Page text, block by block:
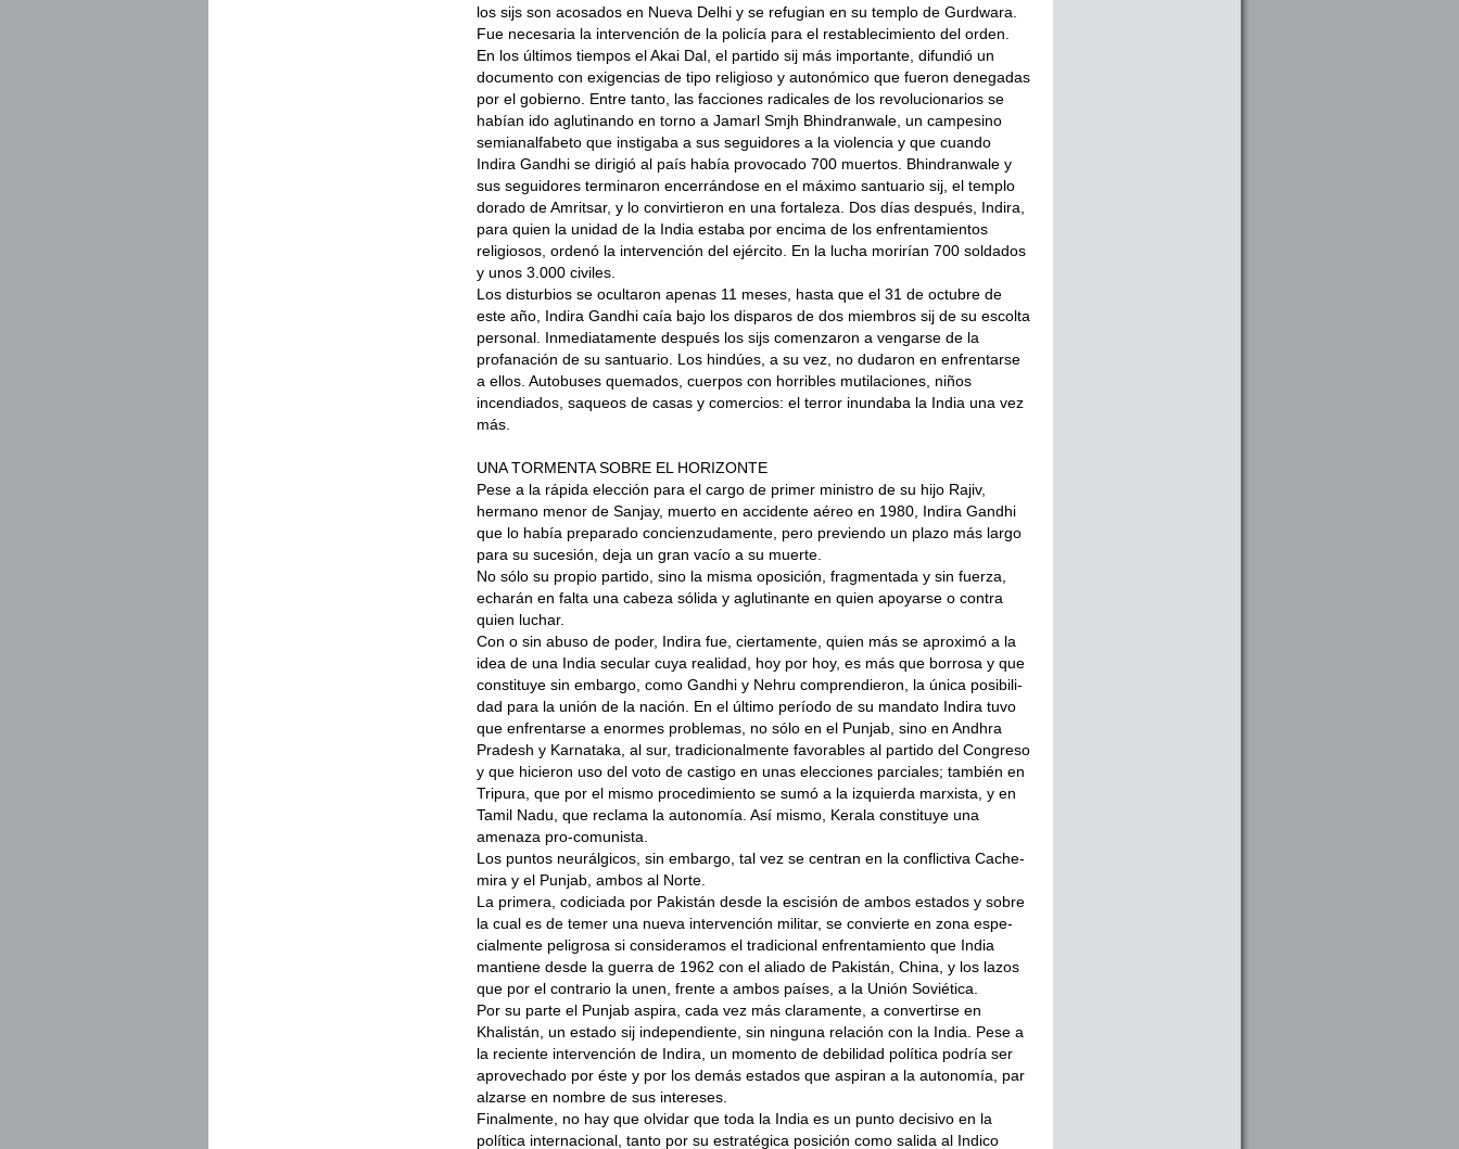
los sijs son acosados en Nueva Delhi y se refugian en su templo de Gurdwara.
Fue necesaria la intervención de la policía para el resta­blecimiento del orden.
En los últimos tiempos el Akai Dal, el partido sij más importante, difundió un
documento con exigencias de tipo religioso y autonómico que fueron denegadas
por el gobierno. En­tre tanto, las facciones radicales de los re­volucionarios se
habían ido aglutinando en torno a Jamarl Smjh Bhindranwale, un campesino
semianalfabeto que instigaba a sus seguidores a la violencia y que cuando
Indira Gandhi se dirigió al país había provocado 700 muertos. Bhindranwale y
sus seguidores terminaron encerrándose en el máximo santuario sij, el templo
do­rado de Amritsar, y lo convirtieron en una fortaleza. Dos días después, Indira,
para quien la unidad de la India estaba por en­cima de los enfrentamientos
religiosos, or­denó la intervención del ejército. En la lucha morirían 700 soldados
y unos 3.000 civiles.
Los disturbios se ocultaron apenas 11 meses, hasta que el 31 de octubre de
este año, Indira Gandhi caía bajo los disparos de dos miembros sij de su escolta
personal. Inmediatamente después los sijs comenza­ron a vengarse de la
profanación de su santuario. Los hindúes, a su vez, no duda­ron en enfrentarse
a ellos. Autobuses quemados, cuerpos con horribles mutilacio­nes, niños
incendiados, saqueos de casas y comercios: el terror inundaba la India una vez
más.
UNA TORMENTA SOBRE EL HORIZONTE
Pese a la rápida elección para el cargo de primer ministro de su hijo Rajiv,
hermano menor de Sanjay, muerto en acci­dente aéreo en 1980, Indira Gandhi
que lo había preparado concienzudamente, pero previendo un plazo más largo
para su sucesión, deja un gran vacío a su muerte.
No sólo su propio partido, sino la mis­ma oposición, fragmentada y sin fuerza,
echarán en falta una cabeza sólida y aglutinante en quien apoyarse o contra
quien luchar.
Con o sin abuso de poder, Indira fue, ciertamente, quien más se aproximó a la
idea de una India secular cuya realidad, hoy por hoy, es más que borrosa y que
constituye sin embargo, como Gandhi y Nehru comprendieron, la única posibili­
dad para la unión de la nación. En el último período de su mandato Indira tu­vo
que enfrentarse a enormes problemas, no sólo en el Punjab, sino en Andhra
Pradesh y Karnataka, al sur, tradicional­mente favorables al partido del Congreso
y que hicieron uso del voto de castigo en unas elecciones parciales; también en
Tri­pura, que por el mismo procedimiento se sumó a la izquierda marxista, y en
Tamil Nadu, que reclama la autonomía. Así mismo, Kerala constituye una
amenaza pro-comunista.
Los puntos neurálgicos, sin embargo, tal vez se centran en la conflictiva Cache­
mira y el Punjab, ambos al Norte.
La primera, codiciada por Pakistán desde la escisión de ambos estados y so­bre
la cual es de temer una nueva interven­ción militar, se convierte en zona espe­
cialmente peligrosa si consideramos el tra­dicional enfrentamiento que India
mantie­ne desde la guerra de 1962 con el aliado de Pakistán, China, y los lazos
que por el contrario la unen, frente a ambos países, a la Unión Soviética.
Por su parte el Punjab aspira, cada vez más claramente, a convertirse en
Khalis­tán, un estado sij independiente, sin nin­guna relación con la India. Pese a
la re­ciente intervención de Indira, un momen­to de debilidad política podría ser
apro­vechado por éste y por los demás esta­dos que aspiran a la autonomía, par
al­zarse en nombre de sus intereses.
Finalmente, no hay que olvidar que toda la India es un punto decisivo en la
políti­ca internacional, tanto por su estratégica posición como salida al Indico